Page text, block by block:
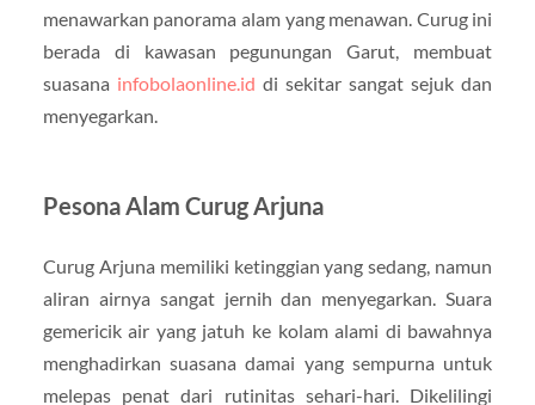
menawarkan panorama alam yang menawan. Curug ini
berada di kawasan pegunungan Garut, membuat
suasana infobolaonline.id di sekitar sangat sejuk dan
menyegarkan.
Pesona Alam Curug Arjuna
Curug Arjuna memiliki ketinggian yang sedang, namun
aliran airnya sangat jernih dan menyegarkan. Suara
gemericik air yang jatuh ke kolam alami di bawahnya
menghadirkan suasana damai yang sempurna untuk
melepas penat dari rutinitas sehari-hari. Dikelilingi